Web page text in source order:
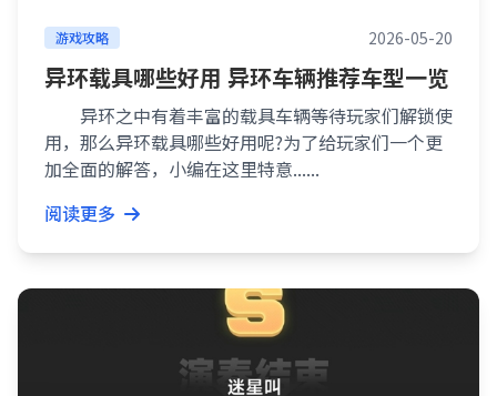
游戏攻略 2026-05-20
异环载具哪些好用 异环车辆推荐车型一览
异环之中有着丰富的载具车辆等待玩家们解锁使
用，那么异环载具哪些好用呢?为了给玩家们一个更
加全面的解答，小编在这里特意......
阅读更多